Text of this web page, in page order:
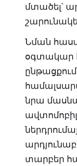
մտածել՝
Նման
օգտակար
նրա
տարբեր